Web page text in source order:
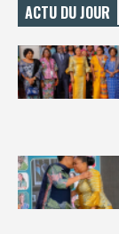
ACTU DU JOUR